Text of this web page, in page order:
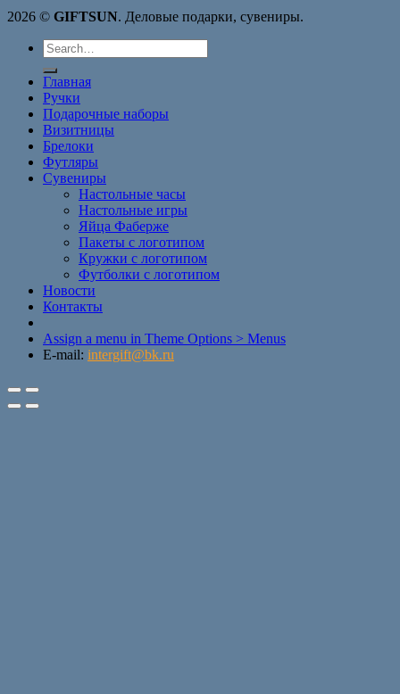
2026 © GIFTSUN. Деловые подарки, сувениры.
Search
for:
Главная
Ручки
Подарочные наборы
Визитницы
Брелоки
Футляры
Сувениры
Настольные часы
Настольные игры
Яйца Фаберже
Пакеты с логотипом
Кружки с логотипом
Футболки с логотипом
Новости
Контакты
Assign a menu in Theme Options > Menus
E-mail: intergift@bk.ru